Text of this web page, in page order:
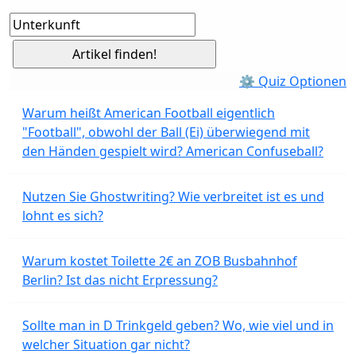
⚙ Quiz Optionen
Warum heißt American Football eigentlich
"Football", obwohl der Ball (Ei) überwiegend mit
den Händen gespielt wird? American Confuseball?
Nutzen Sie Ghostwriting? Wie verbreitet ist es und
lohnt es sich?
Warum kostet Toilette 2€ an ZOB Busbahnhof
Berlin? Ist das nicht Erpressung?
Sollte man in D Trinkgeld geben? Wo, wie viel und in
welcher Situation gar nicht?